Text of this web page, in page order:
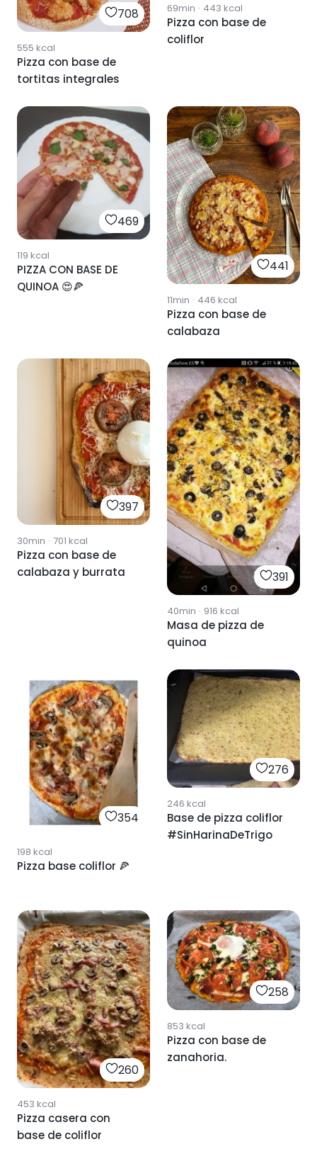
708
555 kcal
Pizza con base de
tortitas integrales
69min · 443 kcal
Pizza con base de
coliflor
469
119 kcal
PIZZA CON BASE DE
QUINOA 😍🍕
441
11min · 446 kcal
Pizza con base de
calabaza
397
30min · 701 kcal
Pizza con base de
calabaza y burrata
391
40min · 916 kcal
Masa de pizza de
quinoa
354
198 kcal
Pizza base coliflor 🍕
276
246 kcal
Base de pizza coliflor
#SinHarinaDeTrigo
260
453 kcal
Pizza casera con
base de coliflor
258
853 kcal
Pizza con base de
zanahoria.